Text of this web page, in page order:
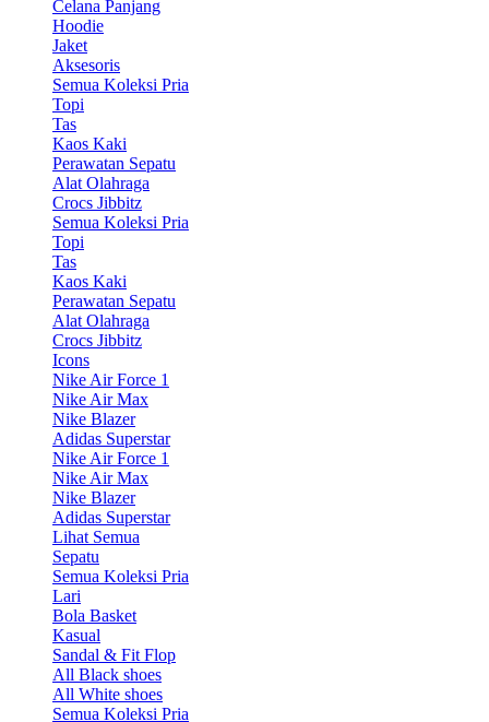
Celana Panjang
Hoodie
Jaket
Aksesoris
Semua Koleksi Pria
Topi
Tas
Kaos Kaki
Perawatan Sepatu
Alat Olahraga
Crocs Jibbitz
Semua Koleksi Pria
Topi
Tas
Kaos Kaki
Perawatan Sepatu
Alat Olahraga
Crocs Jibbitz
Icons
Nike Air Force 1
Nike Air Max
Nike Blazer
Adidas Superstar
Nike Air Force 1
Nike Air Max
Nike Blazer
Adidas Superstar
Lihat Semua
Sepatu
Semua Koleksi Pria
Lari
Bola Basket
Kasual
Sandal & Fit Flop
All Black shoes
All White shoes
Semua Koleksi Pria